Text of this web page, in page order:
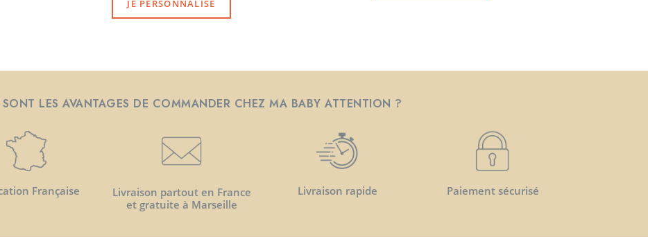
JE PERSONNALISE
SONT LES AVANTAGES DE COMMANDER CHEZ MA BABY ATTENTION ?
Française
Livraison partout en France
et gratuite à Marseille
Livraison rapide Paiement sécurisé